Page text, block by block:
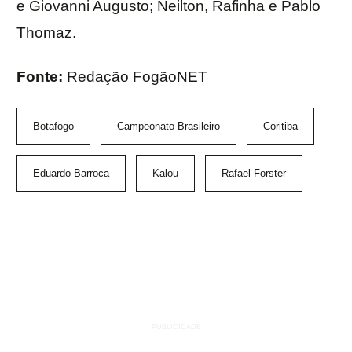
e Giovanni Augusto; Neilton, Rafinha e Pablo
Thomaz.
Fonte: Redação FogãoNET
Botafogo Campeonato Brasileiro Coritiba
Eduardo Barroca Kalou Rafael Forster